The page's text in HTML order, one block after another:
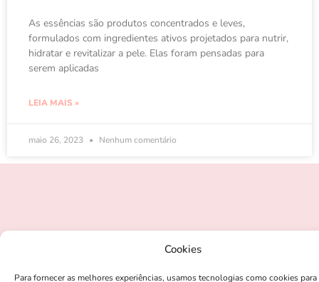
Cookies
Para fornecer as melhores experiências, usamos tecnologias como cookies para
As essências são produtos concentrados e leves,
formulados com ingredientes ativos projetados para nutrir,
hidratar e revitalizar a pele. Elas foram pensadas para
serem aplicadas
LEIA MAIS »
maio 26, 2023 Nenhum comentário
© 2026 nanapoli.com | todos os direitos reservados